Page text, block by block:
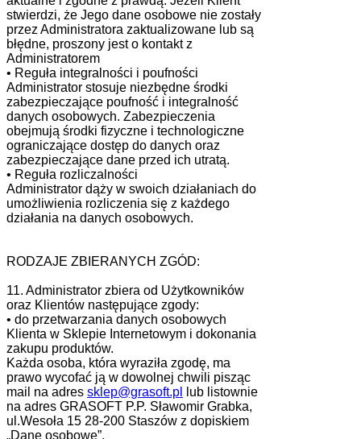
stwierdzi, że Jego dane osobowe nie zostały
przez Administratora zaktualizowane lub są
błędne, proszony jest o kontakt z
Administratorem
• Reguła integralności i poufności
Administrator stosuje niezbędne środki
zabezpieczające poufność i integralność
danych osobowych. Zabezpieczenia
obejmują środki fizyczne i technologiczne
ograniczające dostęp do danych oraz
zabezpieczające dane przed ich utratą.
• Reguła rozliczalności
Administrator dąży w swoich działaniach do
umożliwienia rozliczenia się z każdego
działania na danych osobowych.
RODZAJE ZBIERANYCH ZGÓD:
11. Administrator zbiera od Użytkowników
oraz Klientów następujące zgody:
• do przetwarzania danych osobowych
Klienta w Sklepie Internetowym i dokonania
zakupu produktów.
Każda osoba, która wyraziła zgodę, ma
prawo wycofać ją w dowolnej chwili pisząc
mail na adres sklep@grasoft.pl
lub listownie
na adres GRASOFT P.P. Sławomir Grabka,
ul.Wesoła 15 28-200 Staszów z dopiskiem
„Dane osobowe”.